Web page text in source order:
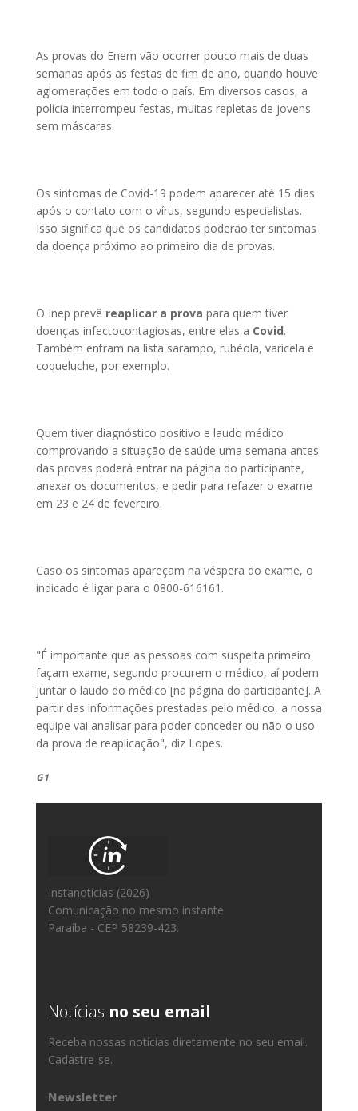
As provas do Enem vão ocorrer pouco mais de duas
semanas após as festas de fim de ano, quando houve
aglomerações em todo o país. Em diversos casos, a
polícia interrompeu festas, muitas repletas de jovens
sem máscaras.
Os sintomas de Covid-19 podem aparecer até 15 dias
após o contato com o vírus, segundo especialistas.
Isso significa que os candidatos poderão ter sintomas
da doença próximo ao primeiro dia de provas.
O Inep prevê reaplicar a prova para quem tiver
doenças infectocontagiosas, entre elas a Covid.
Também entram na lista sarampo, rubéola, varicela e
coqueluche, por exemplo.
Quem tiver diagnóstico positivo e laudo médico
comprovando a situação de saúde uma semana antes
das provas poderá entrar na página do participante,
anexar os documentos, e pedir para refazer o exame
em 23 e 24 de fevereiro.
Caso os sintomas apareçam na véspera do exame, o
indicado é ligar para o 0800-616161.
"É importante que as pessoas com suspeita primeiro
façam exame, segundo procurem o médico, aí podem
juntar o laudo do médico [na página do participante]. A
partir das informações prestadas pelo médico, a nossa
equipe vai analisar para poder conceder ou não o uso
da prova de reaplicação", diz Lopes.
G1
Instanotícias (2026)
Comunicação no mesmo instante
Paraíba - CEP 58239-423.
Notícias no seu email
Receba nossas notícias diretamente no seu email.
Cadastre-se.
Newsletter